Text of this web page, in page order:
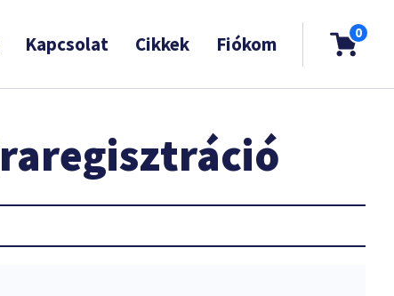
Kapcsolat Cikkek Fiókom 0